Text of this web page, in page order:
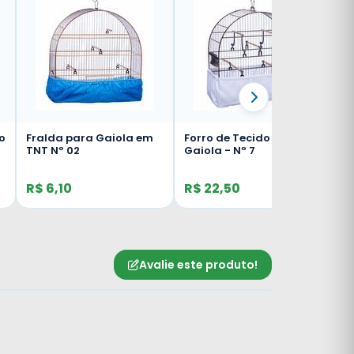
Fralda para Gaiola em
TNT Nº 02
R$ 6,10
Forro de Tecido para
Gaiola - Nº 7
R$ 22,50
Avalie este produto!